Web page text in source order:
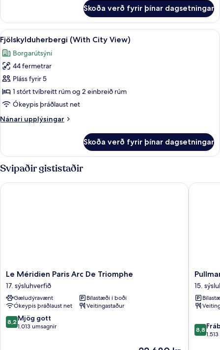
-
mörg
rúm
Skoða verð fyrir þínar dagsetningar
Skoða
allar
myndir
fyrir
Fjölskylduherbergi
(With
City
Fjölskylduherbergi (With City View)
6
Fjölskylduherbergi (With City View)
Borgarútsýni
44 fermetrar
Pláss fyrir 5
1 stórt tvíbreitt rúm og 2 einbreið rúm
Ókeypis þráðlaust net
Nánari upplýsingar
Nánari
(With
View)
Skoða verð fyrir þínar dagsetningar
Svipaðir gististaðir
Le
Méridien
Paris
Arc
De
Triomphe
17.
Le Méridien Paris Arc De Triomphe
17. sýsluhverfið
Gæludýravænt
Bílastæði í boði
Ókeypis þráðlaust net
Veitingastaður
8.2
af
8,2 Mjög gott
1.013 umsagnir
Le Méridien Paris Arc De Triomphe
Pullman
Paris
Tour
Eiffel
15.
15.
8.8
af
8,8
Pullman